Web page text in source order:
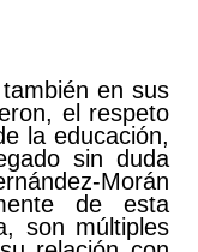
en sus
el respeto
la educación,
sin duda
Morán
de esta
son múltiples